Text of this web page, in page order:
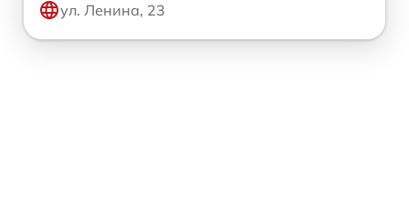
ул. Ленина, 23